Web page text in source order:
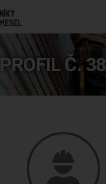
PROFIL Č.